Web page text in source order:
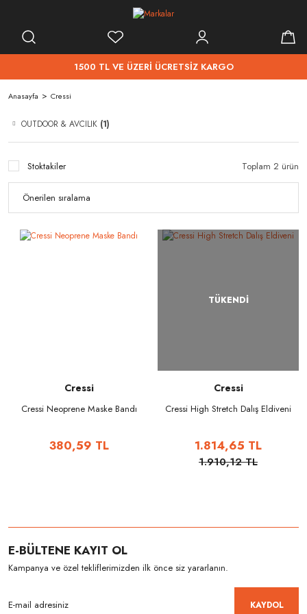
1500 TL VE ÜZERİ ÜCRETSİZ KARGO
Anasayfa Cressi
OUTDOOR & AVCILIK (1)
Stoktakiler Toplam 2 ürün
Cressi
Cressi Neoprene Maske Bandı
380,59 TL
TÜKENDİ
Cressi
Cressi High Stretch Dalış Eldiveni
1.814,65 TL
1.910,12 TL
E-BÜLTENE KAYIT OL
Kampanya ve özel tekliflerimizden ilk önce siz yararlanın.
KAYDOL